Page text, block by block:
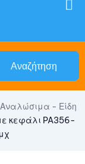
Αναζήτηση
Αναλώσιμα - Είδη
κεφάλι PA356-